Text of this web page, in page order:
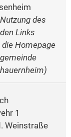
des
Links
Homepage
1
Weinstraße